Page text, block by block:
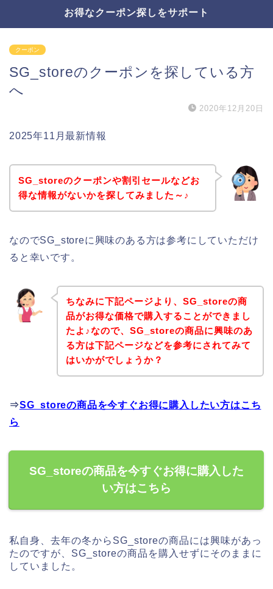
お得なクーポン探しをサポート
クーポン
SG_storeのクーポンを探している方
へ
2020年12月20日
2025年11月最新情報
SG_storeのクーポンや割引セールなどお
得な情報がないかを探してみました～♪
なのでSG_storeに興味のある方は参考にしていただけ
ると幸いです。
ちなみに下記ページより、SG_storeの商
品がお得な価格で購入することができまし
たよ♪なので、SG_storeの商品に興味のあ
る方は下記ページなどを参考にされてみて
はいかがでしょうか？
⇒SG_storeの商品を今すぐお得に購入したい方はこち
ら
SG_storeの商品を今すぐお得に購入した
い方はこちら
私自身、去年の冬からSG_storeの商品には興味があっ
たのですが、SG_storeの商品を購入せずにそのままに
していました。